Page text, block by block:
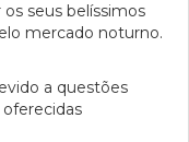
seus belíssimos
mercado noturno.
a questões